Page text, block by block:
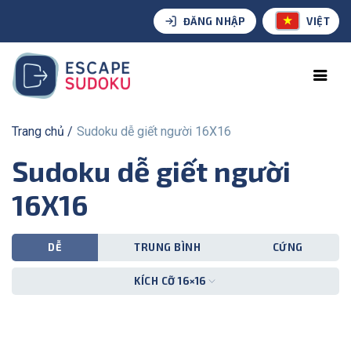
ĐĂNG NHẬP VIỆT
Trang chủ Sudoku dễ giết người 16X16
Sudoku dễ giết người
16X16
DỄ TRUNG BÌNH CỨNG
KÍCH CỠ 16×16